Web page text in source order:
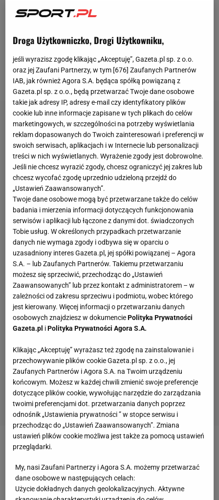
poprawili najpierw Robert Johansson (252 m), a
ma też trzecie miejsce w Turnieju Czterech Skoczni
konkursie drużynowym. Dwa lata temu zakończył
karierę, ale teraz znów zrobiło się o nim głośno.
Zobacz wideo
Fannemel dopiero co został trenerem Norwegii, a
Droga Użytkowniczko, Drogi Użytkowniku,
jeśli wyrazisz zgodę klikając „Akceptuję”, Gazeta.pl sp. z o.o.
oraz jej Zaufani Partnerzy, w tym [676] Zaufanych Partnerów
IAB, jak również Agora S.A. będąca spółką powiązaną z
Gazeta.pl sp. z o.o., będą przetwarzać Twoje dane osobowe
takie jak adresy IP, adresy e-mail czy identyfikatory plików
cookie lub inne informacje zapisane w tych plikach do celów
marketingowych, w szczególności na potrzeby wyświetlania
reklam dopasowanych do Twoich zainteresowań i preferencji w
swoich serwisach, aplikacjach i w Internecie lub personalizacji
treści w nich wyświetlanych. Wyrażenie zgody jest dobrowolne.
Jeśli nie chcesz wyrazić zgody, chcesz ograniczyć jej zakres lub
chcesz wycofać zgodę uprzednio udzieloną przejdź do
„Ustawień Zaawansowanych”.
Twoje dane osobowe mogą być przetwarzane także do celów
badania i mierzenia informacji dotyczących funkcjonowania
serwisów i aplikacji lub łączone z danymi dot. świadczonych
Tobie usług. W określonych przypadkach przetwarzanie
danych nie wymaga zgody i odbywa się w oparciu o
uzasadniony interes Gazeta.pl, jej spółki powiązanej – Agora
S.A. – lub Zaufanych Partnerów. Takiemu przetwarzaniu
możesz się sprzeciwić, przechodząc do „Ustawień
Zaawansowanych” lub przez kontakt z administratorem – w
zależności od zakresu sprzeciwu i podmiotu, wobec którego
jest kierowany. Więcej informacji o przetwarzaniu danych
osobowych znajdziesz w dokumenciePolityka Prywatności
Gazeta.pl iPolityka Prywatności Agora S.A.
Klikając „Akceptuję” wyrażasz też zgodę na zainstalowanie i
przechowywanie plików cookie Gazeta.pl sp. z o.o., jej
Zaufanych Partnerów i Agora S.A. na Twoim urządzeniu
końcowym. Możesz w każdej chwili zmienić swoje preferencje
dotyczące plików cookie, wywołując narzędzie do zarządzania
twoimi preferencjami dot. przetwarzania danych poprzez
odnośnik „Ustawienia prywatności ” w stopce serwisu i
przechodząc do „Ustawień Zaawansowanych”. Zmiana
ustawień plików cookie możliwa jest także za pomocą ustawień
przeglądarki.
My, nasi Zaufani Partnerzy i Agora S.A. możemy przetwarzać
dane osobowe w następujących celach:
Użycie dokładnych danych geolokalizacyjnych. Aktywne